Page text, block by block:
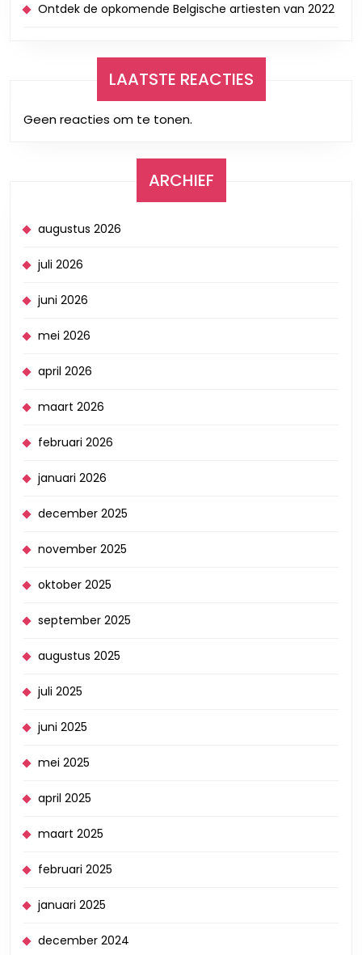
Ontdek de opkomende Belgische artiesten van 2022
LAATSTE REACTIES
Geen reacties om te tonen.
ARCHIEF
augustus 2026
juli 2026
juni 2026
mei 2026
april 2026
maart 2026
februari 2026
januari 2026
december 2025
november 2025
oktober 2025
september 2025
augustus 2025
juli 2025
juni 2025
mei 2025
april 2025
maart 2025
februari 2025
januari 2025
december 2024